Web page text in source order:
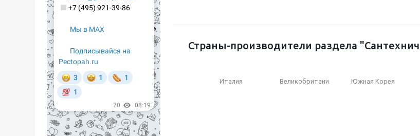
Страны-производители раздела
Италия Великобритания Южная Корея